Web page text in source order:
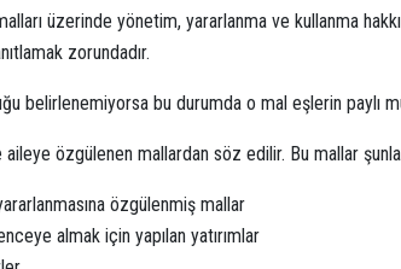
üzerinde yönetim, yararlanma ve kullanma
zorundadır.
belirlenemiyorsa bu durumda o mal eşlerin paylı
aileye özgülenen mallardan söz edilir. Bu mallar
özgülenmiş mallar
almak için yapılan yatırımlar